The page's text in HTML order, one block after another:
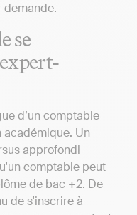
demande.
se
d’un comptable
Un
approfondi
comptable peut
de bac +2. De
de s'inscrire à